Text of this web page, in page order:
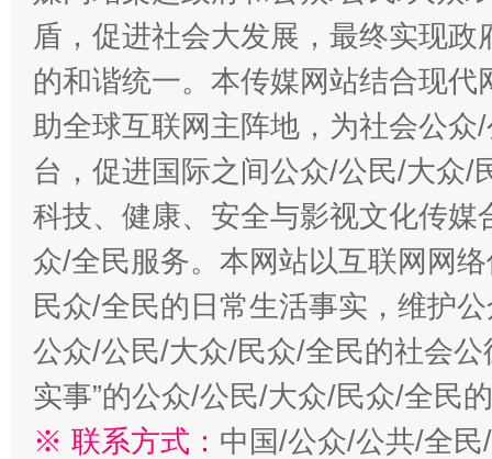
盾，促进社会大发展，最终实现
的和谐统一。本传媒网站结合现
助全球互联网主阵地，为社会公
台，促进国际之间公众/公民/大众/
科技、健康、安全与影视文化传
众/全民服务。本网站以互联网网
民众/全民的日常生活事实，维护
公众/公民/大众/民众/全民的社会公
实事”的公众/公民/大众/民众/全民
※ 联系方式： 中国/公众/公共/全